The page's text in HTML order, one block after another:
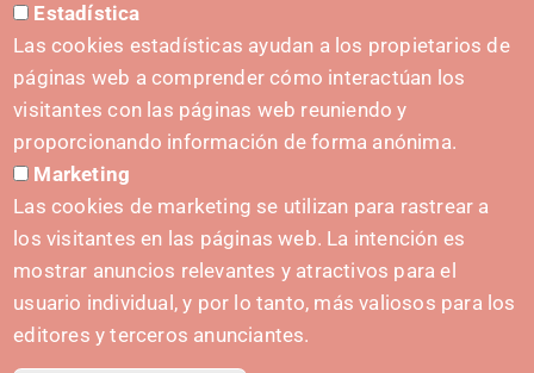
Prentsa-kita
HASIERA EMATEA
Navarra Cybersecurity Center
Spain Living Lab
Ekintzailetza babestea
Estadística
Las cookies estadísticas ayudan a los propietarios de
páginas web a comprender cómo interactúan los
visitantes con las páginas web reuniendo y
proporcionando información de forma anónima.
Marketing
Las cookies de marketing se utilizan para rastrear a
los visitantes en las páginas web. La intención es
mostrar anuncios relevantes y atractivos para el
usuario individual, y por lo tanto, más valiosos para los
editores y terceros anunciantes.